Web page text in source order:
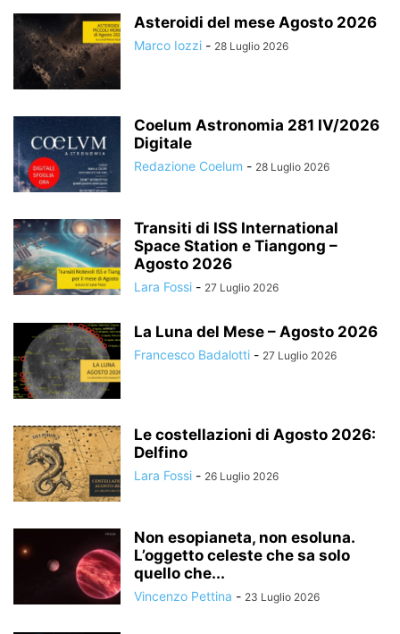
Asteroidi del mese Agosto 2026
Marco Iozzi - 28 Luglio 2026
Coelum Astronomia 281 IV/2026
Digitale
Redazione Coelum - 28 Luglio 2026
Transiti di ISS International
Space Station e Tiangong –
Agosto 2026
Lara Fossi - 27 Luglio 2026
La Luna del Mese – Agosto 2026
Francesco Badalotti - 27 Luglio 2026
Le costellazioni di Agosto 2026:
Delfino
Lara Fossi - 26 Luglio 2026
Non esopianeta, non esoluna.
L’oggetto celeste che sa solo
quello che...
Vincenzo Pettina - 23 Luglio 2026